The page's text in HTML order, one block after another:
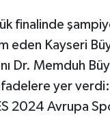
finalinde
eden Kayseri
Dr. Memduh
yer
2024 Avrupa